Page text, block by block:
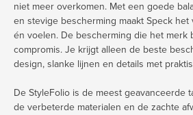
niet meer overkomen. Met een goede
en stevige bescherming maakt Speck
én voelen. De bescherming die het merk
compromis. Je krijgt alleen de beste
design, slanke lijnen en details met
De StyleFolio is de meest geavanceerde
de verbeterde materialen en de zachte